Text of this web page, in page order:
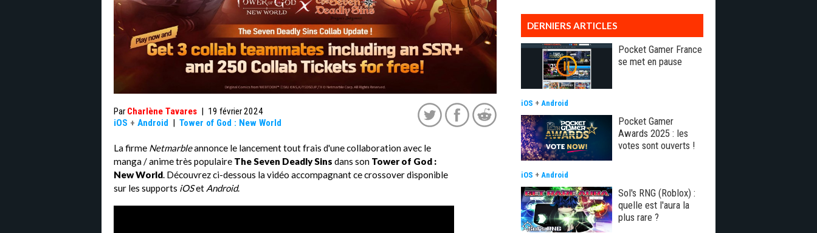
Par Charlène Tavares | 19 février 2024
iOS + Android | Tower of God : New World
La firme Netmarbleannonce le lancement tout frais d'une collaboration avec le
manga / anime très populaire The Seven Deadly Sins dans son Tower of God :
New World. Découvrez ci-dessous la vidéo accompagnant ce crossover disponible
sur les supports iOSet Android.
DERNIERS ARTICLES
Pocket Gamer France
se met en pause
iOS + Android
Pocket Gamer
Awards 2025 : les
votes sont ouverts !
iOS + Android
Sol's RNG (Roblox) :
quelle est l'aura la
plus rare ?